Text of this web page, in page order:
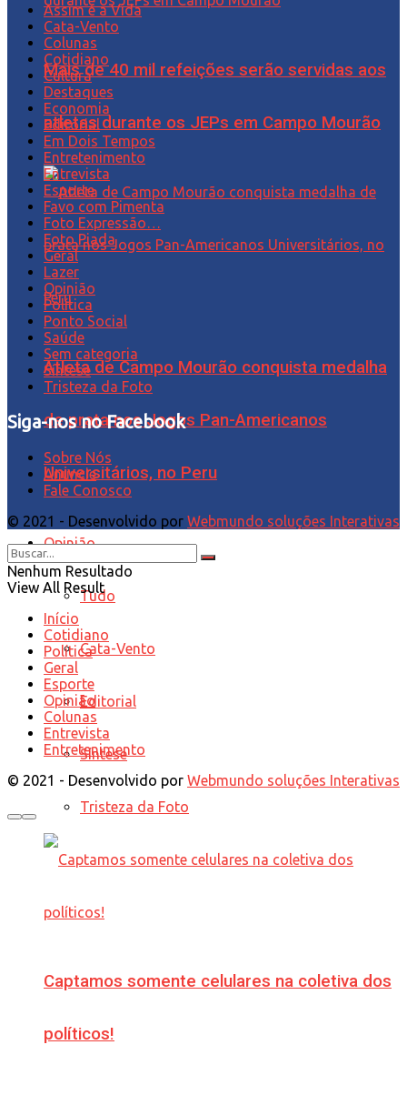
Mais de 40 mil refeições serão servidas aos
atletas durante os JEPs em Campo Mourão
Atleta de Campo Mourão conquista medalha
de prata nos Jogos Pan-Americanos
Universitários, no Peru
Opinião
Tudo
Cata-Vento
Editorial
Síntese
Tristeza da Foto
Captamos somente celulares na coletiva dos
políticos!
Assim é a Vida
Cata-Vento
Colunas
Cotidiano
Cultura
Destaques
Economia
Editorial
Em Dois Tempos
Entretenimento
Entrevista
Esporte
Favo com Pimenta
Foto Expressão…
Foto Piada
Geral
Lazer
Opinião
Política
Ponto Social
Saúde
Sem categoria
Síntese
Tristeza da Foto
Siga-nos no Facebook
Sobre Nós
Anuncie
Fale Conosco
© 2021 - Desenvolvido por Webmundo soluções Interativas
Nenhum Resultado
View All Result
Início
Cotidiano
Política
Geral
Esporte
Opinião
Colunas
Entrevista
Entretenimento
© 2021 - Desenvolvido por Webmundo soluções Interativas